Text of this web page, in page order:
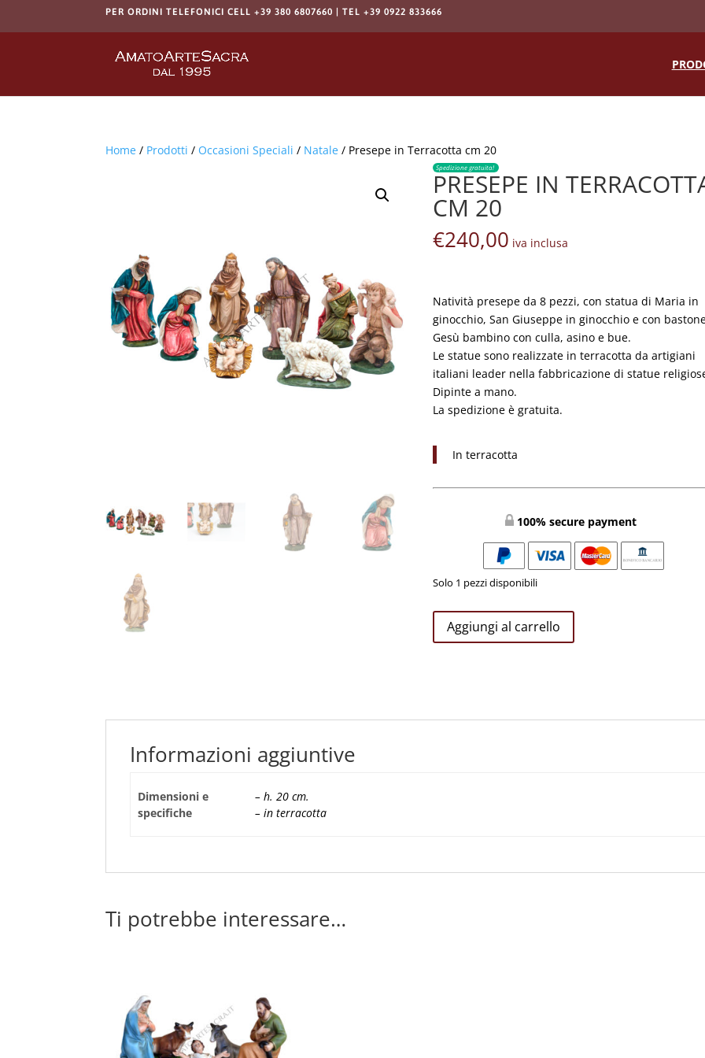
PER ORDINI TELEFONICI CELL +39 380 6807660 | TEL +39 0922 833666
Products
Home / Prodotti / Occasioni Speciali / Natale / Presepe in Terracotta cm 20
Spedizione gratuita!
PRESEPE IN
CM 20
€240,00 iva inclusa
Natività presepe da 8 pezzi, con statua di Maria in
ginocchio, San Giuseppe in ginocchio e con
Gesù bambino con culla, asino e bue.
Le statue sono realizzate in terracotta da artigiani
italiani leader nella fabbricazione di statue
Dipinte a mano.
La spedizione è gratuita.
In terracotta
100% secure payment
Solo 1 pezzi disponibili
Presepe
in
Aggiungi al carrello
Informazioni aggiuntive
Dimensioni e
specifiche
– h. 20 cm.
– in terracotta
Ti potrebbe interessare…